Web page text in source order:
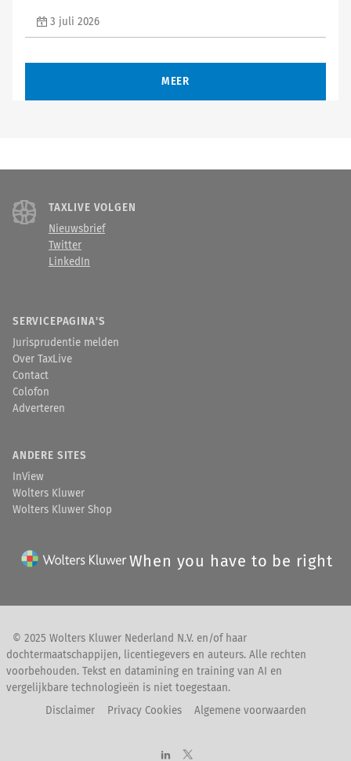
3 juli 2026
MEER
TAXLIVE VOLGEN
Nieuwsbrief
Twitter
LinkedIn
SERVICEPAGINA'S
Jurisprudentie melden
Over TaxLive
Contact
Colofon
Adverteren
ANDERE SITES
InView
Wolters Kluwer
Wolters Kluwer Shop
When you have to be right
© 2025 Wolters Kluwer Nederland N.V. en/of haar
dochtermaatschappijen, licentiegevers en auteurs. Alle rechten
voorbehouden. Tekst en datamining en training van AI en
vergelijkbare technologieën is niet toegestaan.
Disclaimer
Privacy Cookies Algemene voorwaarden